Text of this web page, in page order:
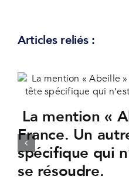
Articles reliés :
La mention «
France. Un
spécifique qui
se résoudre.